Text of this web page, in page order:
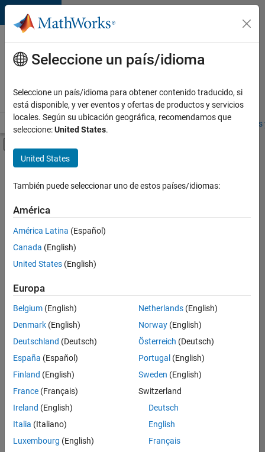
Saltar al contenido
Ofertas
de
empleo
MathWorks
Visión general Búsqueda de empleo Oficinas locales
Contenido principal
FILTRADO POR
Technical Writing
Ordenar por
Guardar
empleos
seleccionados
No se
han
traducido
todos
los
empleos.
Busque
por
ubicación
Seleccione un país/idioma
Seleccione un país/idioma para obtener contenido traducido, si
está disponible, y ver eventos y ofertas de productos y servicios
locales. Según su ubicación geográfica, recomendamos que
seleccione:United States.
United States
También puede seleccionar uno de estos países/idiomas:
América
América Latina (Español)
Canada (English)
United States (English)
Europa
Belgium (English)
Denmark (English)
Deutschland (Deutsch)
España (Español)
Finland (English)
France (Français)
Ireland (English)
Italia (Italiano)
Luxembourg (English)
Netherlands(English)
Norway(English)
Österreich (Deutsch)
Portugal (English)
Sweden (English)
Switzerland
Deutsch
English
Français